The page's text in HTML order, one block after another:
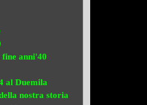
anni'40
al Duemila
nostra storia